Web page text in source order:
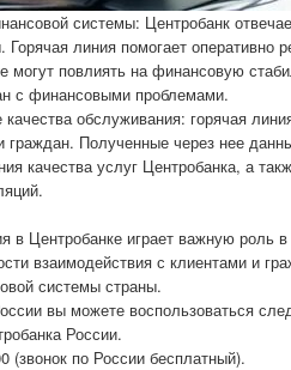
системы: Центробанк
линия помогает оперативно
могут повлиять на финансовую
с финансовыми проблемами.
обслуживания: горячая
граждан. Полученные через нее
качества услуг Центробанка, а
в Центробанке играет важную роль
взаимодействия с клиентами и
системы страны.
вы можете воспользоваться
России.
по России бесплатный).